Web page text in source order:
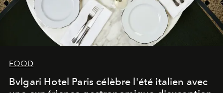
FOOD
Bvlgari Hotel Paris célèbre l'été italien avec